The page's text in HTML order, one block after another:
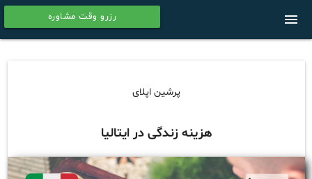
رزرو وقت مشاوره menu
پرشین اپلای
هزینه زندگی در ایتالیا